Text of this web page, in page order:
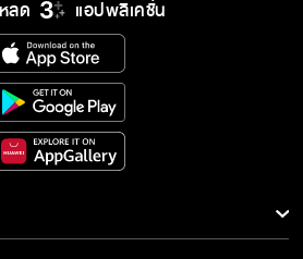
คู่หมั้นอยู่ใกล้กันผิดหรือไง
สุขสันต์วันเกิดนะจิ๋ว
ลด แอปพลิเคชั่น